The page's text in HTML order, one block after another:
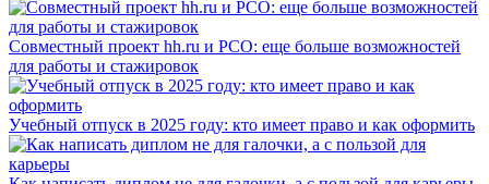
Совместный проект hh.ru и РСО: еще больше возможностей
для работы и стажировок
Учебный отпуск в 2025 году: кто имеет право и как оформить